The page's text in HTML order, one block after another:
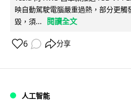
映自動駕駛電腦嚴重過熱，部分更觸
毀，須...
閱讀全文
6 分享
人工智能